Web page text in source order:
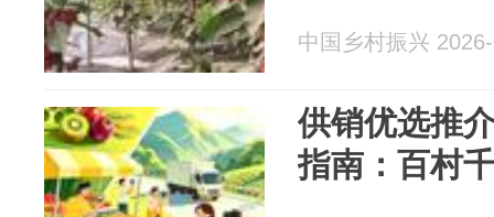
中国乡村振兴
供销优选推
指南：百村